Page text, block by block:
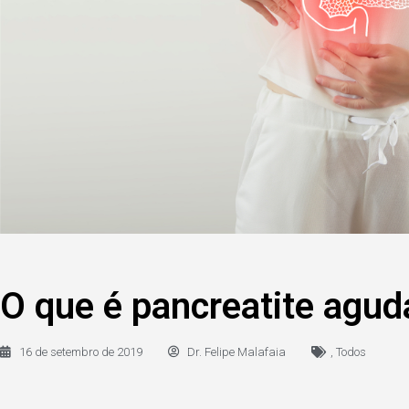
O que é pancreatite
16 de setembro de 2019 Dr. Felipe Malafaia , Todos